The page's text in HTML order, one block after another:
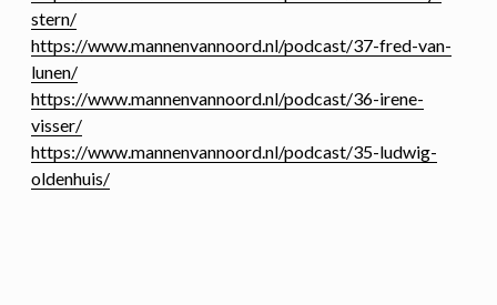
stern/
https://www.mannenvannoord.nl/podcast/37-fred-van-
lunen/
https://www.mannenvannoord.nl/podcast/36-irene-
visser/
https://www.mannenvannoord.nl/podcast/35-ludwig-
oldenhuis/